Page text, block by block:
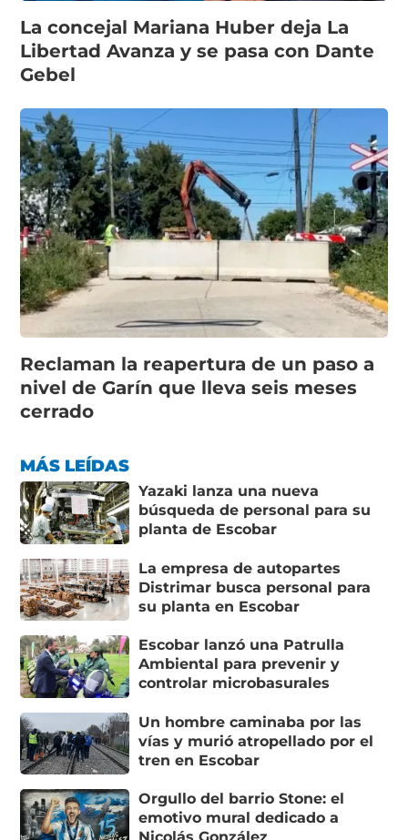
La concejal Mariana Huber deja La
Libertad Avanza y se pasa con Dante
Gebel
Reclaman la reapertura de un paso a
nivel de Garín que lleva seis meses
cerrado
MÁS LEÍDAS
Yazaki lanza una nueva
búsqueda de personal para su
planta de Escobar
La empresa de autopartes
Distrimar busca personal para
su planta en Escobar
Escobar lanzó una Patrulla
Ambiental para prevenir y
controlar microbasurales
Un hombre caminaba por las
vías y murió atropellado por el
tren en Escobar
Orgullo del barrio Stone: el
emotivo mural dedicado a